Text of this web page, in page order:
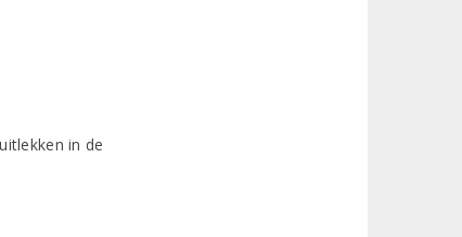
in de